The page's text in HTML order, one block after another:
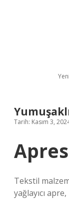
Tarih: Kasım 3,
Tekstil
yağlayıcı